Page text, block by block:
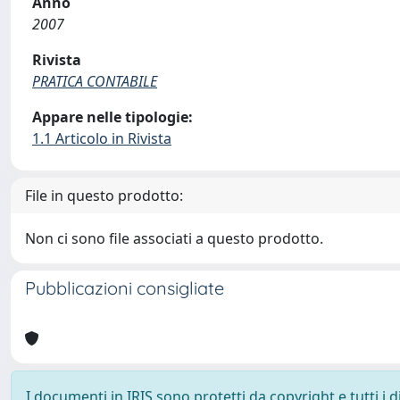
2007
Rivista
PRATICA CONTABILE
Appare nelle tipologie:
1.1 Articolo in Rivista
File in questo prodotto:
Non ci sono file associati a questo prodotto.
Pubblicazioni consigliate